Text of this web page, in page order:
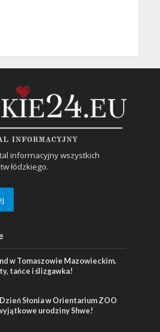
informacyjny wszystkich
łódzkiego.
w Tomaszowie Mazowieckim.
tańce i ślizgawka!
Słonia w Orientarium ZOO
urodziny Shwe!